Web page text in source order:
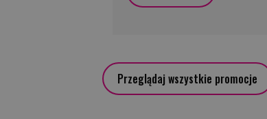
Przeglądaj wszystkie promocje